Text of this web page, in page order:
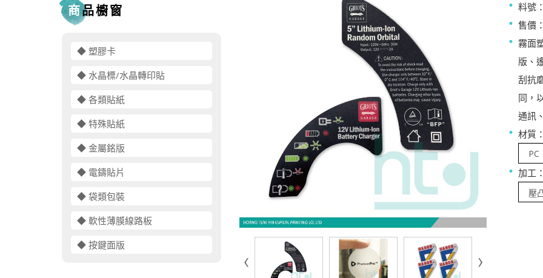
商品櫥窗
◆ 塑膠卡
◆ 水晶標/水晶轉印貼
◆ 各類貼紙
◆ 特殊貼紙
◆ 金屬銘版
◆ 電鑄貼片
◆ 袋類包裝
◆ 軟性薄膜線路板
◆ 按鍵面版
料號
售價
霧面
版、
刮抗
同，
通訊
材質
加工